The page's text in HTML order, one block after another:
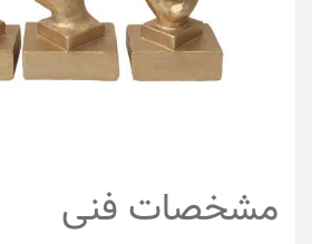
مشخصات فنی